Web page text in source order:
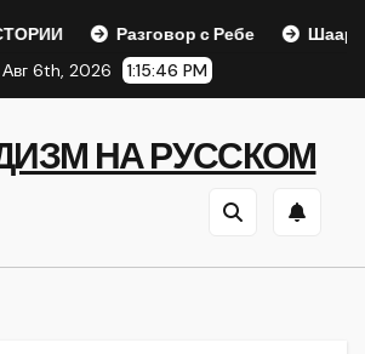
Разговор с Ребе
Шаар гайихуд
Авг 6th, 2026
1:15:47 PM
НА РУССКОМ